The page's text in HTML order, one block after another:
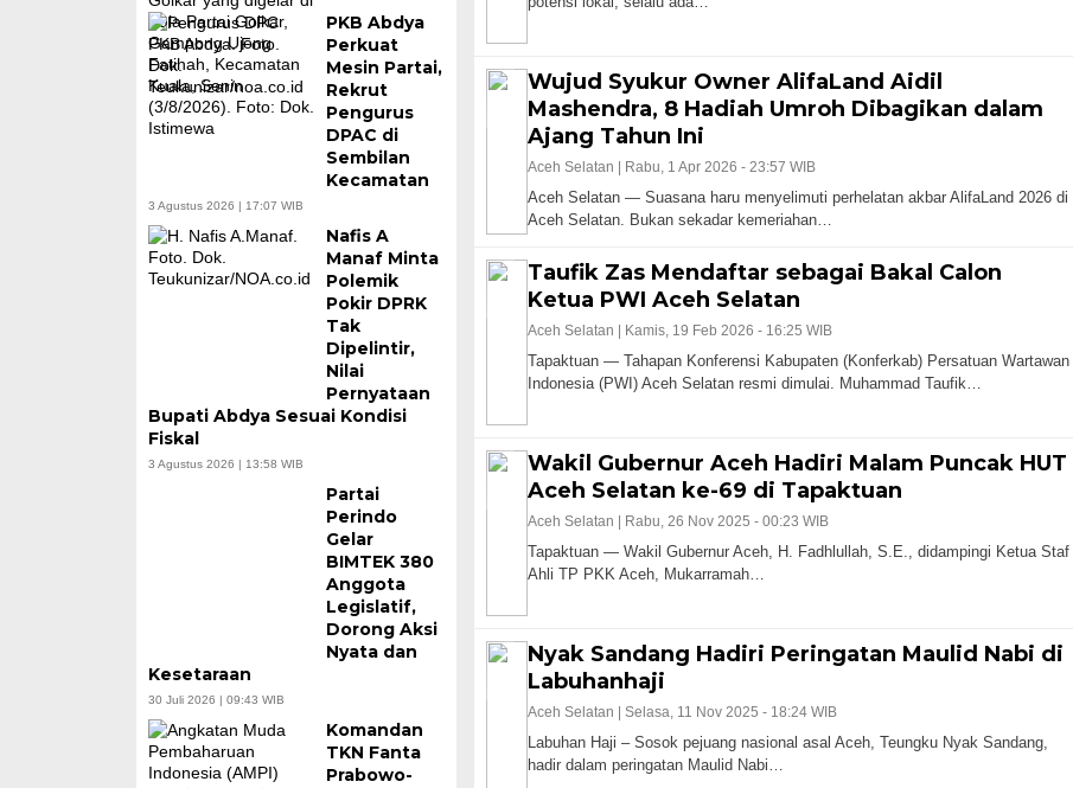
PKB Abdya
Perkuat
Mesin Partai,
Rekrut
Pengurus
DPAC di
Sembilan
Kecamatan
3 Agustus 2026 | 17:07 WIB
Nafis A
Manaf Minta
Polemik
Pokir DPRK
Tak
Dipelintir,
Nilai
Pernyataan
Bupati Abdya Sesuai Kondisi
Fiskal
3 Agustus 2026 | 13:58 WIB
Partai
Perindo
Gelar
BIMTEK 380
Anggota
Legislatif,
Dorong Aksi
Nyata dan
Kesetaraan
30 Juli 2026 | 09:43 WIB
Komandan
TKN Fanta
Prabowo-
Wujud Syukur Owner AlifaLand Aidil
Mashendra, 8 Hadiah Umroh Dibagikan dalam
Ajang Tahun Ini
Aceh Selatan | Rabu, 1 Apr 2026 - 23:57 WIB
Aceh Selatan — Suasana haru menyelimuti perhelatan akbar AlifaLand 2026 di
Aceh Selatan. Bukan sekadar kemeriahan…
Taufik Zas Mendaftar sebagai Bakal Calon
Ketua PWI Aceh Selatan
Aceh Selatan | Kamis, 19 Feb 2026 - 16:25 WIB
Tapaktuan — Tahapan Konferensi Kabupaten (Konferkab) Persatuan Wartawan
Indonesia (PWI) Aceh Selatan resmi dimulai. Muhammad Taufik…
Wakil Gubernur Aceh Hadiri Malam Puncak HUT
Aceh Selatan ke-69 di Tapaktuan
Aceh Selatan | Rabu, 26 Nov 2025 - 00:23 WIB
Tapaktuan — Wakil Gubernur Aceh, H. Fadhlullah, S.E., didampingi Ketua Staf
Ahli TP PKK Aceh, Mukarramah…
Nyak Sandang Hadiri Peringatan Maulid Nabi di
Labuhanhaji
Aceh Selatan | Selasa, 11 Nov 2025 - 18:24 WIB
Labuhan Haji – Sosok pejuang nasional asal Aceh, Teungku Nyak Sandang,
hadir dalam peringatan Maulid Nabi…